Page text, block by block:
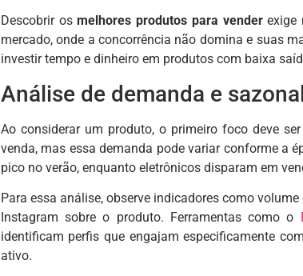
Descobrir osmelhores produtos para venderexige
mercado, onde a concorrência não domina e suas
investir tempo e dinheiro em produtos com baixa
Análise de demanda e
Ao considerar um produto, o primeiro foco deve
venda, mas essa demanda pode variar conforme a
pico no verão, enquanto eletrônicos disparam em
Para essa análise, observe indicadores como
Instagram sobre o produto. Ferramentas como o
identificam perfis que engajam especificamente
ativo.